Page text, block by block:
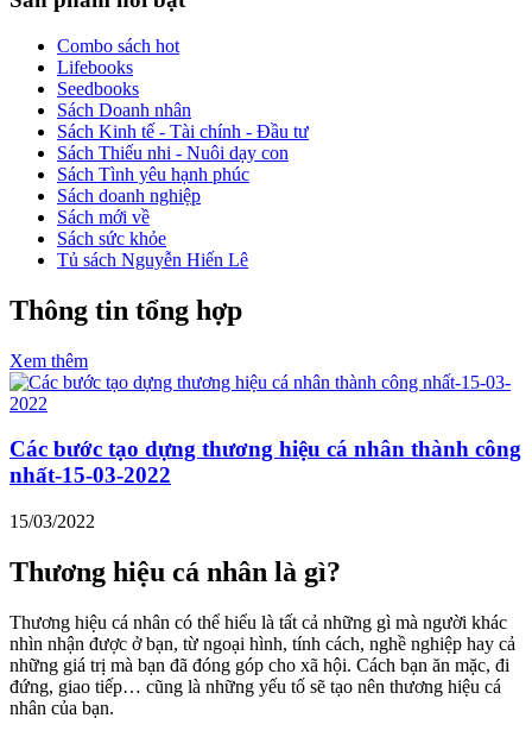
Combo sách hot
Lifebooks
Seedbooks
Sách Doanh nhân
Sách Kinh tế - Tài chính - Đầu tư
Sách Thiếu nhi - Nuôi dạy con
Sách Tình yêu hạnh phúc
Sách doanh nghiệp
Sách mới về
Sách sức khỏe
Tủ sách Nguyễn Hiến Lê
Thông tin tổng hợp
Xem thêm
Các bước tạo dựng thương hiệu cá nhân thành công
nhất-15-03-2022
15/03/2022
Thương hiệu cá nhân là gì?
Thương hiệu cá nhân có thể hiểu là tất cả những gì mà người khác
nhìn nhận được ở bạn, từ ngoại hình, tính cách, nghề nghiệp hay cả
những giá trị mà bạn đã đóng góp cho xã hội. Cách bạn ăn mặc, đi
đứng, giao tiếp… cũng là những yếu tố sẽ tạo nên thương hiệu cá
nhân của bạn.